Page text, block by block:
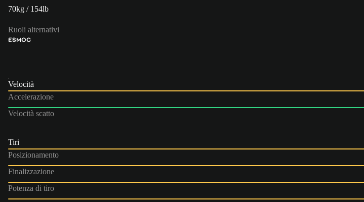
70kg / 154lb
Ruoli alternativi
ESMOC
Velocità
Accelerazione
Velocità scatto
Tiri
Posizionamento
Finalizzazione
Potenza di tiro